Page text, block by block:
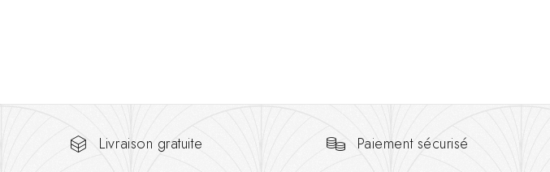
Livraison gratuite Paiement sécurisé